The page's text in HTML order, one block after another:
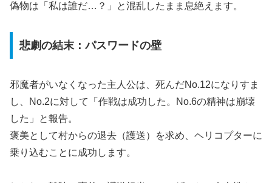
偽物は「私は誰だ…？」と混乱したまま息絶えます。
悲劇の結末：パスワードの壁
邪魔者がいなくなった主人公は、死んだNo.12になりすま
し、No.2に対して「作戦は成功した。No.6の精神は崩壊
した」と報告。
褒美として村からの退去（護送）を求め、ヘリコプターに
乗り込むことに成功します。